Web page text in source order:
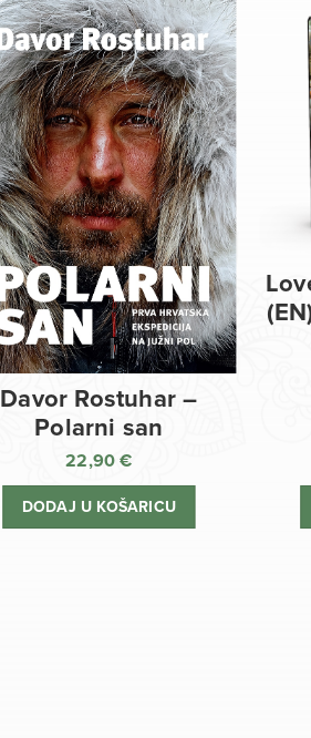
Davor Rostuhar –
Polarni san
22,90€
DODAJ U KOŠARICU